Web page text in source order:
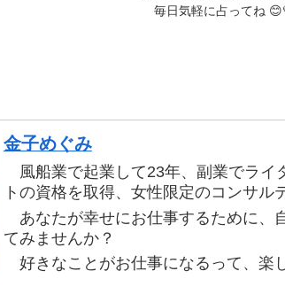
毎日気軽に占ってね
金子めぐみ
風船業で起業して23年、副業でライ
トの資格を取得、女性限定のコンサル
あなたが幸せにお仕事するために、
てみませんか？
好きなことがお仕事になるって、楽